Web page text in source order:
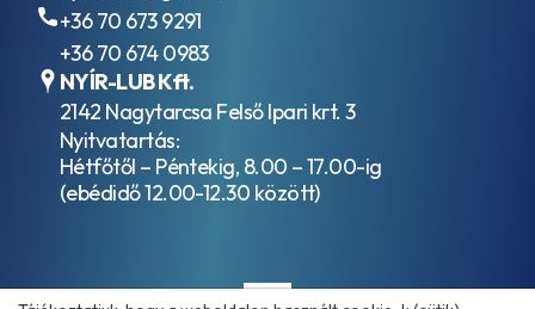
+36 70 673 9291
+36 70 674 0983
NYÍR-LUB Kft.
2142 Nagytarcsa Felső Ipari krt. 3
Nyitvatartás:
Hétfőtől – Péntekig, 8.00 – 17.00-ig
(ebédidő 12.00-12.30 között)